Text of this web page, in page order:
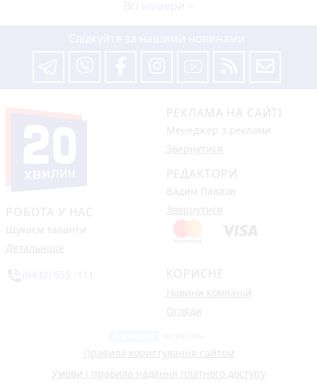
РОБОТА У НАС
Шукаєм таланти
Детальніше
РЕКЛАМА НА САЙТІ
Менеджер з реклами
Звернутися
РЕДАКТОРИ
Вадим Павлов
Звернутися
КОРИСНЕ
Новини компаній
Огляди
Правила користування сайтом
Умови і правила надання платного доступу